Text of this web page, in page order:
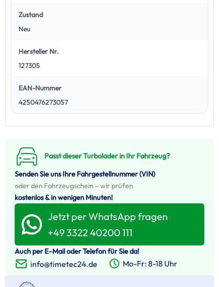
Zustand
Neu
Hersteller Nr.
127305
EAN-Nummer
4250476273057
Passt dieser Turbolader in Ihr Fahrzeug?
Senden Sie uns Ihre Fahrgestellnummer (VIN)
oder den Fahrzeugschein – wir prüfen
kostenlos & in wenigen Minuten!
Jetzt per WhatsApp fragen
+49 3322 40200 111
Auch per E-Mail oder Telefon für Sie da!
info@timetec24.de Mo-Fr: 8-18 Uhr